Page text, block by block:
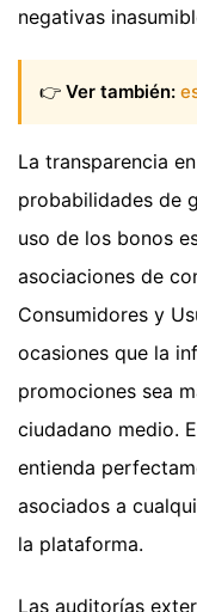
negativas
👉 Ver también:
La transparencia
probabilidades de
uso de los bonos
asociaciones de
Consumidores y
ocasiones que la
promociones sea
ciudadano medio.
entienda
asociados a
la plataforma.
Las auditorías